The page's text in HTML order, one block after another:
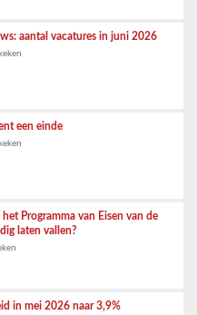
aantal vacatures in juni 2026
een einde
Programma van Eisen van de
laten vallen?
in mei 2026 naar 3,9%